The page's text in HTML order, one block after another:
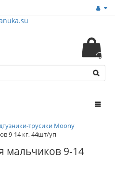
0
трусики Moony
9-14 кг, 44шт/уп
мальчиков 9-14